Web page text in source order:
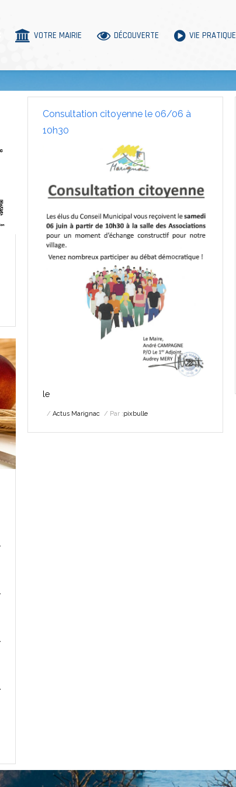
VOTRE MAIRIE DÉCOUVERTE VIE PRATIQUE
Consultation citoyenne le 06/06 à
10h30
le
Actus Marignac Par :pixbulle